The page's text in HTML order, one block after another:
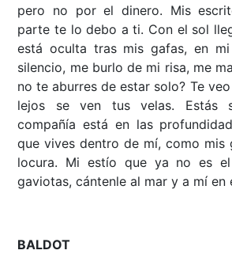
pero no por el dinero. Mis
parte te lo debo a ti. Con el sol
está oculta tras mis gafas, en
silencio, me burlo de mi risa, me
no te aburres de estar solo? Te
lejos se ven tus velas. Estás
compañía está en las
que vives dentro de mí, como mis
locura. Mi estío que ya no es el
gaviotas, cántenle al mar y a mí en
BALDOT